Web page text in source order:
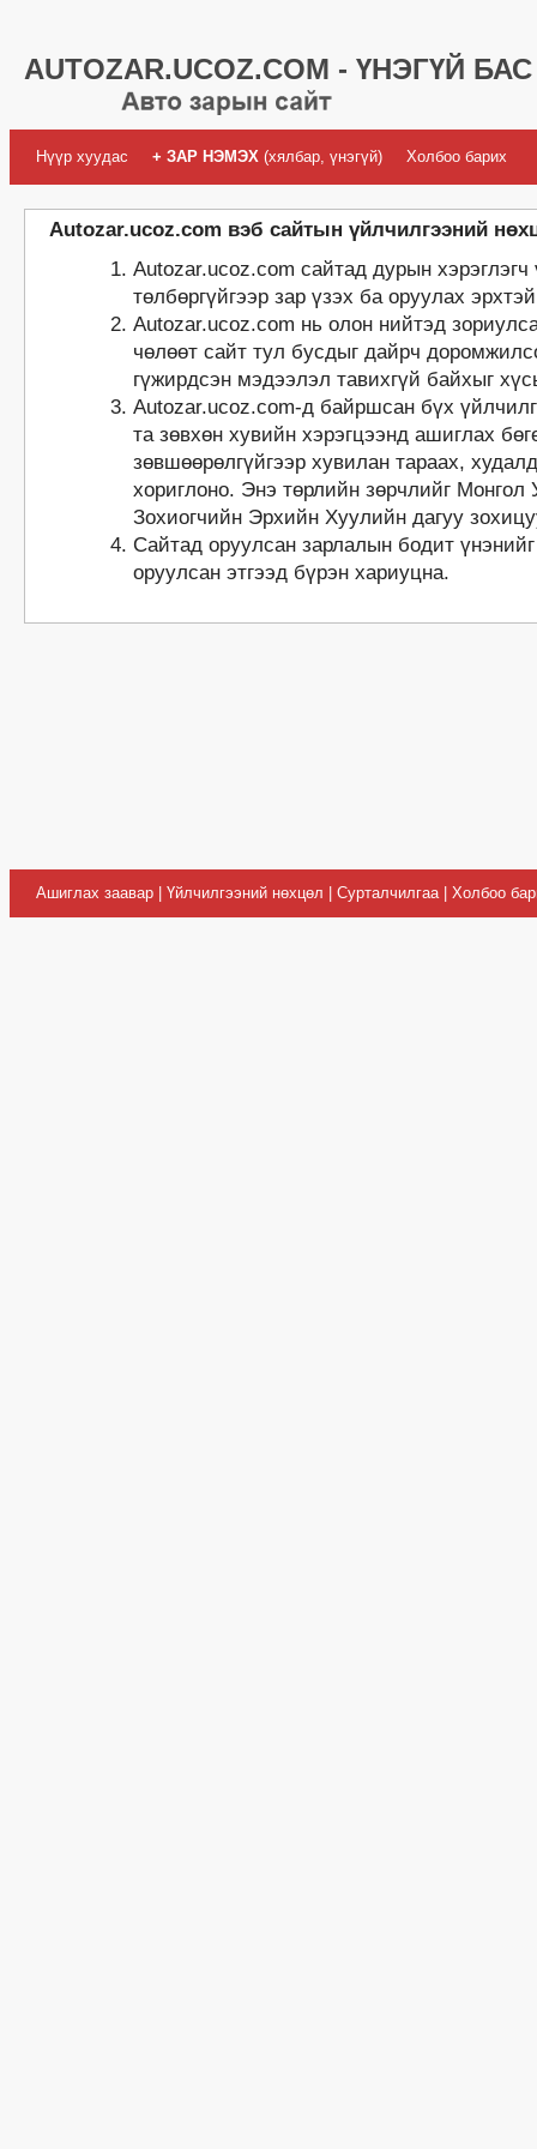
AUTOZAR.UCOZ.COM - ҮНЭГҮЙ
Нүүр хуудас + ЗАР НЭМЭХ (хялбар, үнэгүй) Холбоо барих
Autozar.ucoz.com вэб сайтын үйлчилгээний
Autozar.ucoz.com сайтад дурын хэрэглэгч
төлбөргүйгээр зар үзэх ба оруулах
Autozar.ucoz.com нь олон нийтэд
чөлөөт сайт тул бусдыг дайрч
гүжирдсэн мэдээлэл тавихгүй байхыг
Autozar.ucoz.com-д байршсан бүх
та зөвхөн хувийн хэрэгцээнд ашиглах
зөвшөөрөлгүйгээр хувилан тарааx,
хориглоно. Энэ төрлийн зөрчлийг Монгол
Зохиогчийн Эрхийн Хуулийн дагуу
Сайтад оруулсан зарлалын бодит
оруулсан этгээд бүрэн хариуцна.
Ашиглах заавар | Үйлчилгээний нөхцөл | Сурталчилгаа | Холбоо